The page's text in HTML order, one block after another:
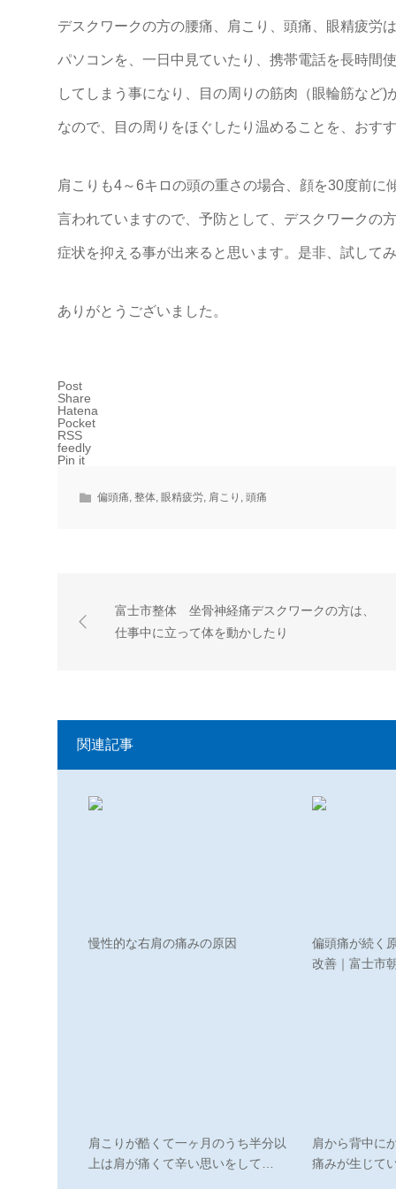
デスクワークの方の腰痛、肩こり、頭痛、眼精疲労
パソコンを、一日中見ていたり、携帯電話を長時間
してしまう事になり、目の周りの筋肉（眼輪筋など
なので、目の周りをほぐしたり温めることを、おす
肩こりも4～6キロの頭の重さの場合、顔を30度前に
言われていますので、予防として、デスクワークの
症状を抑える事が出来ると思います。是非、試して
ありがとうございました。
Post
Share
Hatena
Pocket
RSS
feedly
Pin it
偏頭痛, 整体, 眼精疲労, 肩こり , 頭痛
富士市整体 坐骨神経痛デスクワークの方は、
仕事中に立って体を動かしたり
関連記事
慢性的な右肩の痛みの原因
偏頭痛が続く
改善｜富士市
肩こりが酷くて一ヶ月のうち半分以
上は肩が痛くて辛い思いをして…
肩から背中に
痛みが生じて